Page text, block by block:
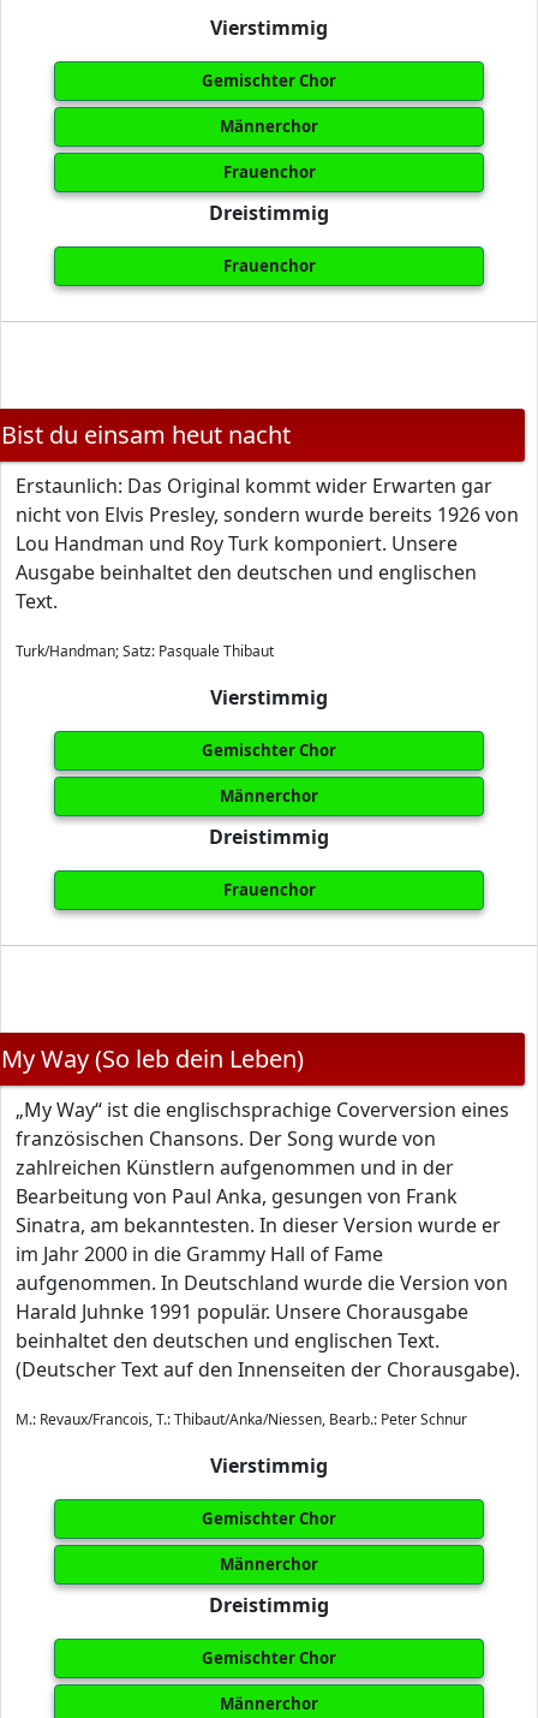
Vierstimmig
Gemischter Chor
Männerchor
Frauenchor
Dreistimmig
Frauenchor
Bist du einsam heut nacht
Erstaunlich: Das Original kommt wider Erwarten gar
nicht von Elvis Presley, sondern wurde bereits 1926 von
Lou Handman und Roy Turk komponiert. Unsere
Ausgabe beinhaltet den deutschen und englischen
Text.
Turk/Handman; Satz: Pasquale Thibaut
Vierstimmig
Gemischter Chor
Männerchor
Dreistimmig
Frauenchor
My Way (So leb dein Leben)
„My Way“ ist die englischsprachige Coverversion eines
französischen Chansons. Der Song wurde von
zahlreichen Künstlern aufgenommen und in der
Bearbeitung von Paul Anka, gesungen von Frank
Sinatra, am bekanntesten. In dieser Version wurde er
im Jahr 2000 in die Grammy Hall of Fame
aufgenommen. In Deutschland wurde die Version von
Harald Juhnke 1991 populär. Unsere Chorausgabe
beinhaltet den deutschen und englischen Text.
(Deutscher Text auf den Innenseiten der Chorausgabe).
M.: Revaux/Francois, T.: Thibaut/Anka/Niessen, Bearb.: Peter Schnur
Vierstimmig
Gemischter Chor
Männerchor
Dreistimmig
Gemischter Chor
Männerchor